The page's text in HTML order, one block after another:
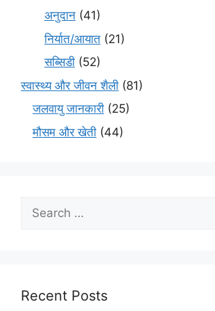
अनुदान (41)
निर्यात/आयात (21)
सब्सिडी (52)
स्वास्थ्य और जीवन शैली (81)
जलवायु जानकारी (25)
मौसम और खेती (44)
Recent Posts